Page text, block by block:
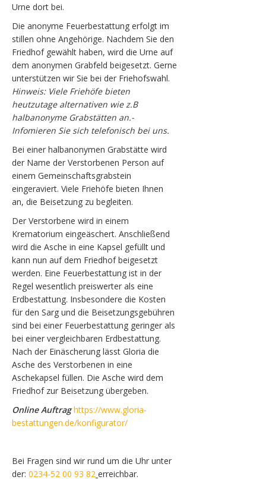
Urne dort bei.
Die anonyme Feuerbestattung erfolgt im
stillen ohne Angehörige. Nachdem Sie den
Friedhof gewählt haben, wird die Urne auf
dem anonymen Grabfeld beigesetzt. Gerne
unterstützen wir Sie bei der Friehofswahl.
Hinweis: Viele Friehöfe bieten
heutzutage alternativen wie z.B
halbanonyme Grabstätten an.-
Infomieren Sie sich telefonisch bei uns.
Bei einer halbanonymen Grabstätte wird
der Name der Verstorbenen Person auf
einem Gemeinschaftsgrabstein
eingeraviert. Viele Friehöfe bieten Ihnen
an, die Beisetzung zu begleiten.
Der Verstorbene wird in einem
Krematorium eingeäschert. Anschließend
wird die Asche in eine Kapsel gefüllt und
kann nun auf dem Friedhof beigesetzt
werden. Eine Feuerbestattung ist in der
Regel wesentlich preiswerter als eine
Erdbestattung. Insbesondere die Kosten
für den Sarg und die Beisetzungsgebühren
sind bei einer Feuerbestattung geringer als
bei einer vergleichbaren Erdbestattung.
Nach der Einäscherung lässt Gloria die
Asche des Verstorbenen in eine
Aschekapsel füllen. Die Asche wird dem
Friedhof zur Beisetzung übergeben.
Online Auftraghttps://www.gloria-
bestattungen.de/konfigurator/
Bei Fragen sind wir rund um die Uhr unter
der: 0234-52 00 93 82 erreichbar.